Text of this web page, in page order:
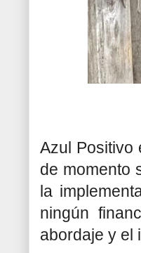
Azul Positivo
de momento
la
ningún
abordaje y el